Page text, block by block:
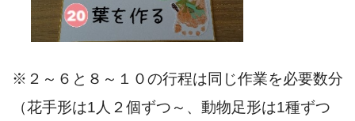
※２～６と８～１０の行程は同じ作業を必要数分
（花手形は1人２個ずつ～、動物足形は1種ずつ